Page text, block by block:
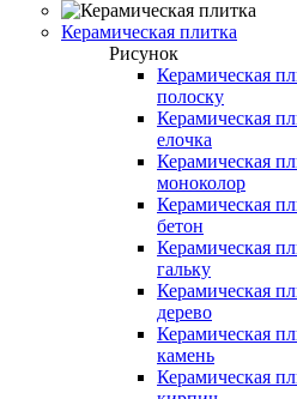
Керамическая плитка
Рисунок
Керамическая
полоску
Керамическая
елочка
Керамическая
моноколор
Керамическая
бетон
Керамическая
гальку
Керамическая
дерево
Керамическая
камень
Керамическая